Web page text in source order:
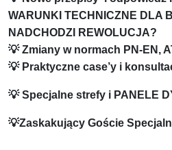
WARUNKI TECHNICZNE DLA
NADCHODZI REWOLUCJA?
💡 Zmiany w normach PN-EN,
💡 Praktyczne case’y i
💡 Specjalne strefy i PANELE
💡Zaskakujący Goście